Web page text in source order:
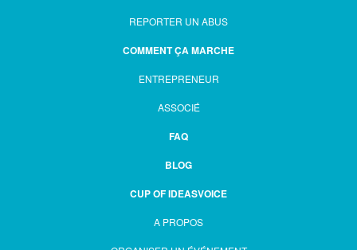
REPORTER UN ABUS
COMMENT ÇA MARCHE
ENTREPRENEUR
ASSOCIÉ
FAQ
BLOG
CUP OF IDEASVOICE
A PROPOS